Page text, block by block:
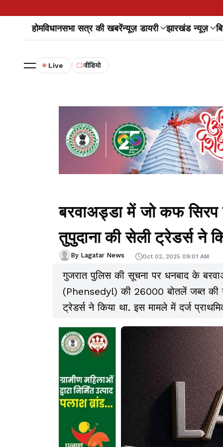
होमविधानसभा सत्र की खबरेंन्यूज़ डायरी झारखंड न्यूज़
Live वीडियो
बरवाअड्डा में जो कफ
तुपुदाना की सेली ट्रेडर्स ने
By Lagatar News Oct 02, 2025 09:01 AM
गुजरात पुलिस की सूचना पर धनबाद के
(Phensedyl) की 26000 बोतलें जब्त की
ट्रेडर्स ने किया था. इस मामले में दर्ज
हैं. सेली ट्रेडर्स हिमाचल प्रदेश के
का अधिकृत स्टॉकिस्ट है.